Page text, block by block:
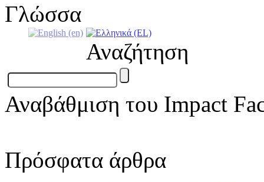
Γλώσσα
Αναζήτηση
Αναβάθμιση του Impact
Πρόσφατα άρθρα